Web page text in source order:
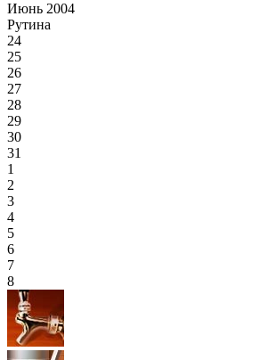
Июнь 2004
Рутина
24
25
26
27
28
29
30
31
1
2
3
4
5
6
7
8